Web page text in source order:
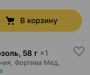
В корзину
, 58 г ×1
Фортива Мед